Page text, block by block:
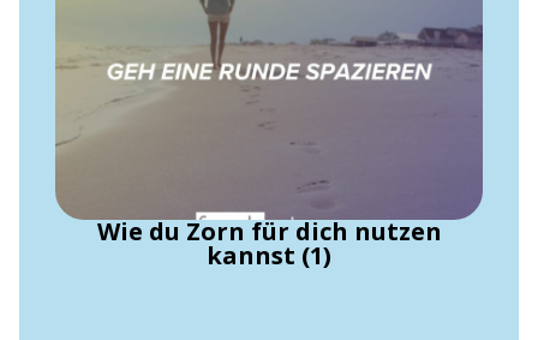
Wie du Zorn für dich nutzen
kannst (1)